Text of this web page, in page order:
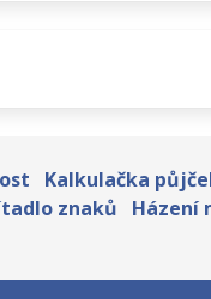
Kalkulačka
znaků
Házení